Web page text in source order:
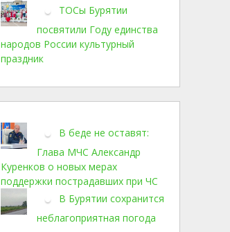
ТОСы Бурятии
посвятили Году единства
народов России культурный
праздник
В беде не оставят:
Глава МЧС Александр
Куренков о новых мерах
поддержки пострадавших при ЧС
В Бурятии сохранится
неблагоприятная погода